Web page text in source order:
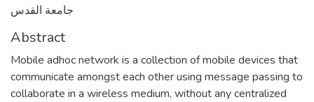
جامعة القدس
Abstract
Mobile adhoc network is a collection of mobile devices that
communicate amongst each other using message passing to
collaborate in a wireless medium, without any centralized